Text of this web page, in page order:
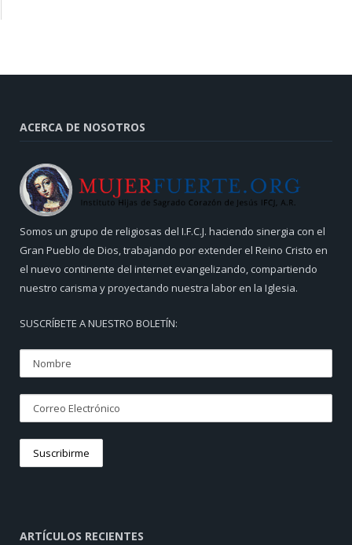
ACERCA DE NOSOTROS
Somos un grupo de religiosas del I.F.C.J. haciendo sinergia con el
Gran Pueblo de Dios, trabajando por extender el Reino Cristo en
el nuevo continente del internet evangelizando, compartiendo
nuestro carisma y proyectando nuestra labor en la Iglesia.
SUSCRÍBETE A NUESTRO BOLETÍN:
ARTÍCULOS RECIENTES